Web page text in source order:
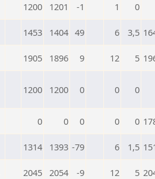
1200 1201 -1 1 0
1453 1404 49 6 3,5
1905 1896 9 12 5
1200 1200 0 0 0
0 0 0 0 0
1314 1393 -79 6 1,5
2045 2054 -9 12 5